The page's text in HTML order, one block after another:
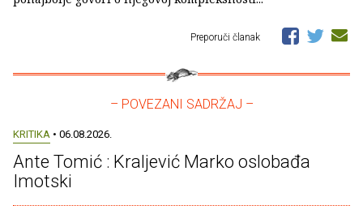
Preporuči članak
– POVEZANI SADRŽAJ –
KRITIKA • 06.08.2026.
Ante Tomić : Kraljević Marko oslobađa
Imotski